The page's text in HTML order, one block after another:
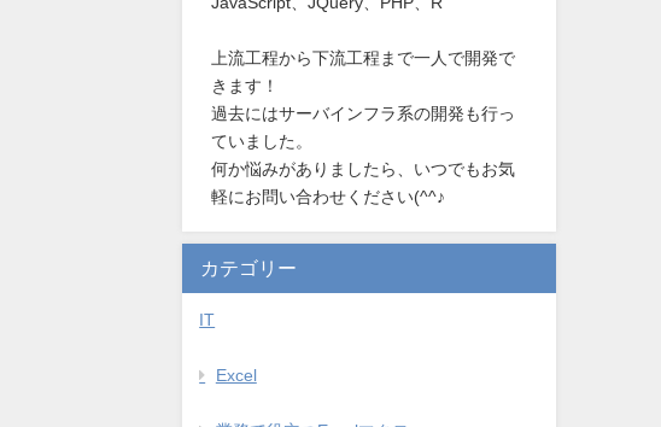
上流工程から下流工程まで一人で開発で
きます！
過去にはサーバインフラ系の開発も行っ
ていました。
何か悩みがありましたら、いつでもお気
軽にお問い合わせください(^^♪
カテゴリー
IT
Excel